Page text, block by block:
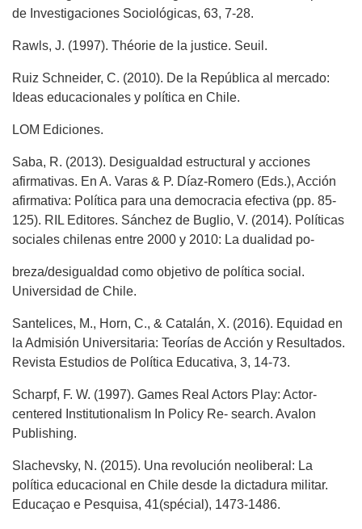
de Investigaciones Sociológicas, 63, 7-28.
Rawls, J. (1997). Théorie de la justice. Seuil.
Ruiz Schneider, C. (2010). De la República al mercado:
Ideas educacionales y política en Chile.
LOM Ediciones.
Saba, R. (2013). Desigualdad estructural y acciones
afirmativas. En A. Varas & P. Díaz-Romero (Eds.), Acción
afirmativa: Política para una democracia efectiva (pp. 85-
125). RIL Editores. Sánchez de Buglio, V. (2014). Políticas
sociales chilenas entre 2000 y 2010: La dualidad po-
breza/desigualdad como objetivo de política social.
Universidad de Chile.
Santelices, M., Horn, C., & Catalán, X. (2016). Equidad en
la Admisión Universitaria: Teorías de Acción y Resultados.
Revista Estudios de Política Educativa, 3, 14-73.
Scharpf, F. W. (1997). Games Real Actors Play: Actor-
centered Institutionalism In Policy Re- search. Avalon
Publishing.
Slachevsky, N. (2015). Una revolución neoliberal: La
política educacional en Chile desde la dictadura militar.
Educaçao e Pesquisa, 41(spécial), 1473-1486.